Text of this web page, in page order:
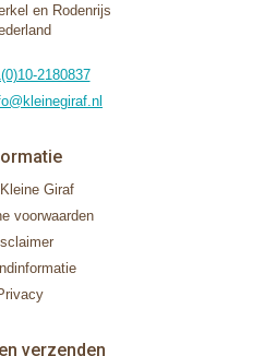
en Rodenrijs
2180837
Giraf
voorwaarden
verzenden